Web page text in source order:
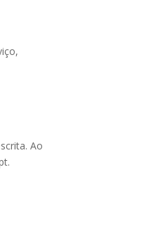
Ao